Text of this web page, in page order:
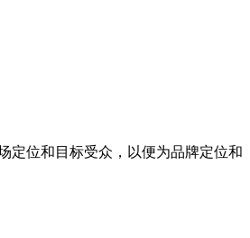
定位和目标受众，以便为品牌定位和